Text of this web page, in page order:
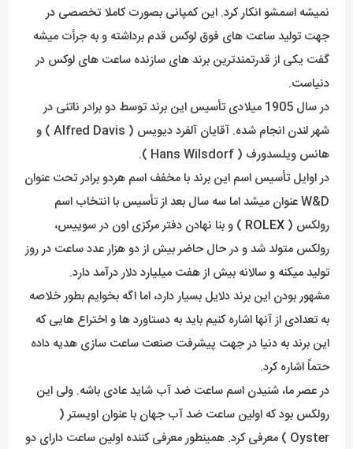
نمیشه اسمشو انکار کرد. این کمپانی بصورت کاملا تخصصی در
جهت تولید ساعت های فوق لوکس قدم برداشته و به جرأت میشه
گفت یکی از قدرتمندترین برند های سازنده ساعت های لوکس در
دنیاست.
در سال 1905 میلادی تأسیس این برند توسط دو برادر ناتنی در
شهر لندن انجام شده. آقایان آلفرد دیویس ( Alfred Davis ) و
هانس ویلسدورف ( Hans Wilsdorf ).
در اوایل تأسیس اسم این برند با مخفف اسم هردو برادر تحت عنوان
W&D عنوان میشد اما سه سال بعد از تأسیس با انتخاب اسم
رولکس ( ROLEX ) و بنا نهادن دفتر مرکزی اون در سوییس،
رولکس متولد شد و در حال حاضر بیش از دو هزار عدد ساعت در روز
تولید میکنه و سالانه بیش از هفت میلیارد دلار درآمد دارد.
مشهور بودن این برند دلایل بسیار دارد، اما اگه بخوایم بطور خلاصه
به تعدادی از آنها اشاره کنیم باید به دستاورد ها و اختراع هایی که
این برند به دنیا در جهت پیشرفت صنعت ساعت سازی هدیه داده
حتماً اشاره کرد.
در عصر ما، شنیدن اسم ساعت ضد آب شاید عادی باشه. ولی این
رولکس بود که اولین ساعت ضد آب جهان با عنوان اویستر (
Oyster ) معرفی کرد. همینطور معرفی کننده اولین ساعت دارای دو